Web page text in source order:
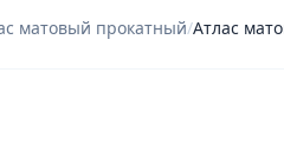
матовый прокатный/Атлас